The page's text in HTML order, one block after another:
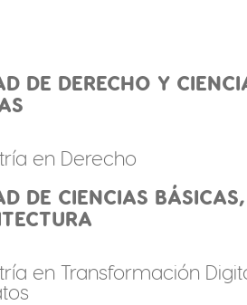
DE DERECHO Y
en Derecho
DE CIENCIAS
en Transformación